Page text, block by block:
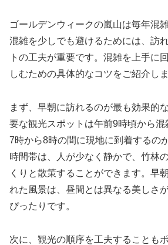
ゴールデンウィークの嵐山は毎年混
混雑を少しでも避けるためには、訪
トの工夫が重要です。混雑を上手に
しむための具体的なコツをご紹介しま
まず、早朝に訪れるのが最も効果的
要な観光スポットは午前9時頃から
7時から8時の間に現地に到着するの
時間帯は、人が少なく静かで、竹林
くりと散策することができます。早
れた風景は、昼間とは異なる美しさ
ぴったりです。
次に、観光の順序を工夫することも